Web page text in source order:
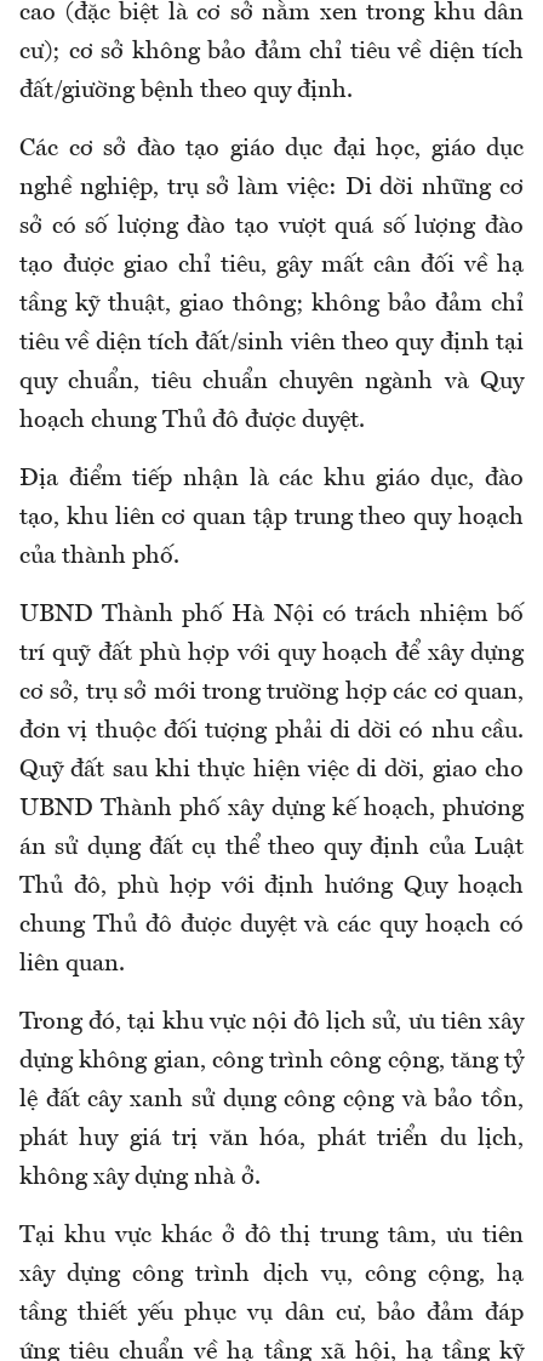
cao (đặc biệt là cơ sở nằm xen trong khu dân
cư); cơ sở không bảo đảm chỉ tiêu về diện tích
đất/giường bệnh theo quy định.
Các cơ sở đào tạo giáo dục đại học, giáo dục
nghề nghiệp, trụ sở làm việc: Di dời những cơ
sở có số lượng đào tạo vượt quá số lượng đào
tạo được giao chỉ tiêu, gây mất cân đối về hạ
tầng kỹ thuật, giao thông; không bảo đảm chỉ
tiêu về diện tích đất/sinh viên theo quy định tại
quy chuẩn, tiêu chuẩn chuyên ngành và Quy
hoạch chung Thủ đô được duyệt.
Địa điểm tiếp nhận là các khu giáo dục, đào
tạo, khu liên cơ quan tập trung theo quy hoạch
của thành phố.
UBND Thành phố Hà Nội có trách nhiệm bố
trí quỹ đất phù hợp với quy hoạch để xây dựng
cơ sở, trụ sở mới trong trường hợp các cơ quan,
đơn vị thuộc đối tượng phải di dời có nhu cầu.
Quỹ đất sau khi thực hiện việc di dời, giao cho
UBND Thành phố xây dựng kế hoạch, phương
án sử dụng đất cụ thể theo quy định của Luật
Thủ đô, phù hợp với định hướng Quy hoạch
chung Thủ đô được duyệt và các quy hoạch có
liên quan.
Trong đó, tại khu vực nội đô lịch sử, ưu tiên xây
dựng không gian, công trình công cộng, tăng tỷ
lệ đất cây xanh sử dụng công cộng và bảo tồn,
phát huy giá trị văn hóa, phát triển du lịch,
không xây dựng nhà ở.
Tại khu vực khác ở đô thị trung tâm, ưu tiên
xây dựng công trình dịch vụ, công cộng, hạ
tầng thiết yếu phục vụ dân cư, bảo đảm đáp
ứng tiêu chuẩn về hạ tầng xã hội, hạ tầng kỹ